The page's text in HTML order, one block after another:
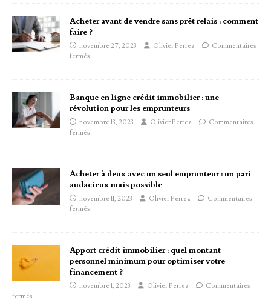
Acheter avant de vendre sans prêt relais : comment
faire ?
novembre 27, 2023 Olivier Perrez
Commentaires
fermés
Banque en ligne crédit immobilier : une
révolution pour les emprunteurs
novembre 13, 2023 Olivier Perrez
Commentaires
fermés
Acheter à deux avec un seul emprunteur : un pari
audacieux mais possible
novembre 11, 2023 Olivier Perrez
Commentaires
fermés
Apport crédit immobilier : quel montant
personnel minimum pour optimiser votre
financement ?
novembre 1, 2023 Olivier Perrez
Commentaires
fermés